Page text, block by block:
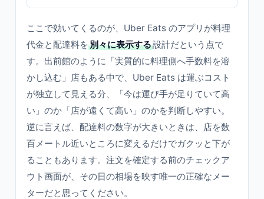
ここで効いてくるのが、Uber Eats のアプリが料理
代金と配達料を別々に表示する設計だという点で
す。出前館のように「実質的に料理側へ手数料を溶
かし込む」店もある中で、Uber Eats は運ぶコスト
が独立して見える分、「今は運び手が足りていて高
い」のか「店が遠くて高い」のかを判断しやすい。
逆に言えば、配達料の数字が大きいときは、店を数
百メートル近いところに変えるだけでガクッと下が
ることもあります。注文を確定する前のチェックア
ウト画面が、その日の相場を映す唯一の正確なメー
ターだと思ってください。